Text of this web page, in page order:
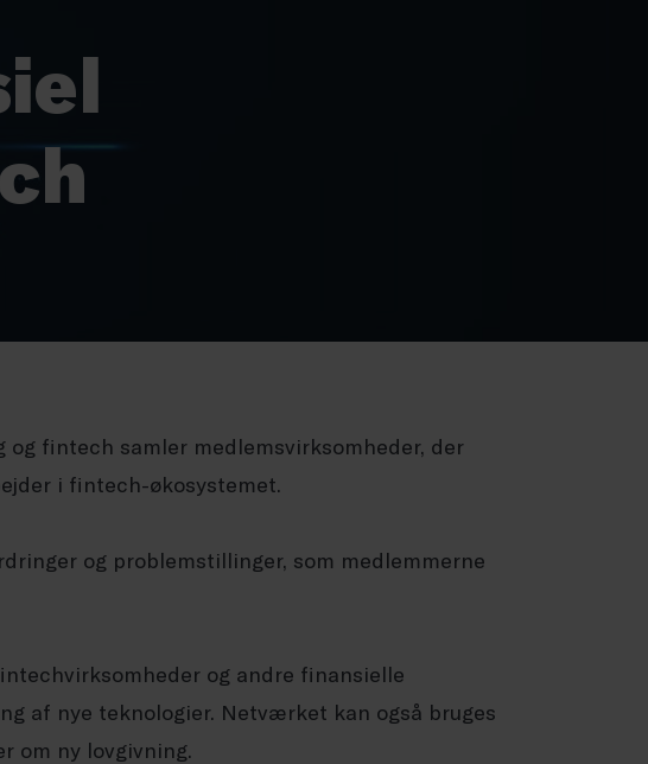
fintech samler medlemsvirksomheder, der
i fintech-økosystemet.
og problemstillinger, som medlemmerne
og andre finansielle
af nye teknologier. Netværket kan også bruges
om ny lovgivning.